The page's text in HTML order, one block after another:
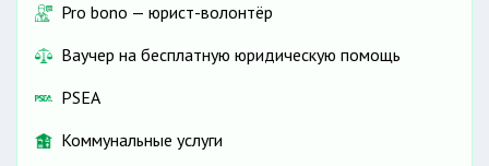
Pro bono — юрист-волонтёр
Ваучер на бесплатную юридическую помощь
PSEA
Коммунальные услуги